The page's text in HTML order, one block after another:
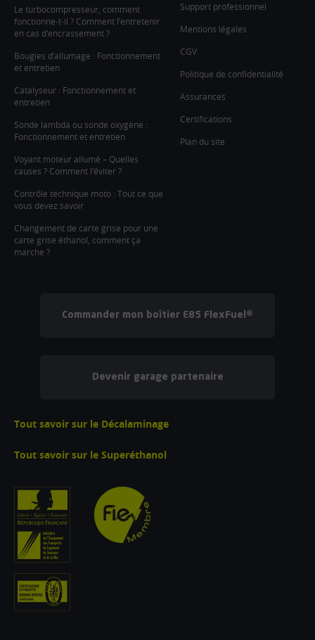
Le turbocompresseur, comment
fonctionne-t-il ? Comment l’entretenir
en cas d’encrassement ?
Bougies d’allumage : Fonctionnement
et entretien
Catalyseur : Fonctionnement et
entretien
Sonde lambda ou sonde oxygène :
Fonctionnement et entretien
Voyant moteur allumé – Quelles
causes ? Comment l’éviter ?
Contrôle technique moto : Tout ce que
vous devez savoir
Changement de carte grise pour une
carte grise éthanol, comment ça
marche ?
Support professionnel
Mentions légales
CGV
Politique de confidentialité
Assurances
Certifications
Plan du site
Commander mon boîtier E85 FlexFuel®
Devenir garage partenaire
Tout savoir sur le Décalaminage
Tout savoir sur le Superéthanol